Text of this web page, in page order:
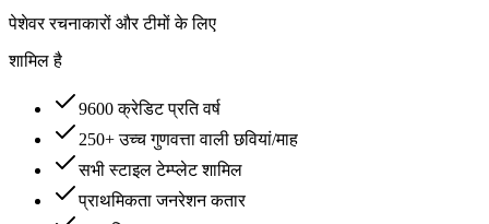
पेशेवर रचनाकारों और टीमों के लिए
शामिल है
9600 क्रेडिट प्रति वर्ष
250+ उच्च गुणवत्ता वाली छवियां/माह
सभी स्टाइल टेम्प्लेट शामिल
प्राथमिकता जनरेशन कतार